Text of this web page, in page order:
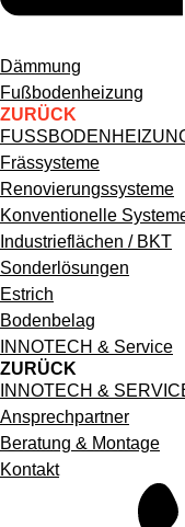
Hauptnavigation
Dämmung
Fußbodenheizung
ZURÜCK
FUSSBODENHEIZUNG
Frässysteme
Renovierungssysteme
Konventionelle
Industrieflächen / BKT
Sonderlösungen
Estrich
Bodenbelag
INNOTECH & Service
ZURÜCK
INNOTECH &
Ansprechpartner
Beratung & Montage
Kontakt